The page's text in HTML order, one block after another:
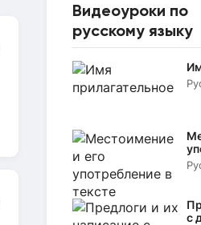
Видеоуроки по
русскому языку
с